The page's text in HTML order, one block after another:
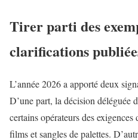
Tirer parti des
clarifications
L’année 2026 a apporté deux
D’une part, la décision déléguée
certains opérateurs des
films et sangles de palettes.